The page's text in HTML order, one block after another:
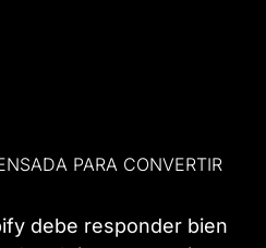
PARA CONVERTIR
debe responder bien